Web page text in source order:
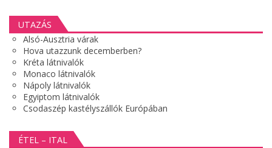
UTAZÁS
Alsó-Ausztria várak
Hova utazzunk decemberben?
Kréta látnivalók
Monaco látnivalók
Nápoly látnivalók
Egyiptom látnivalók
Csodaszép kastélyszállók Európában
ÉTEL – ITAL